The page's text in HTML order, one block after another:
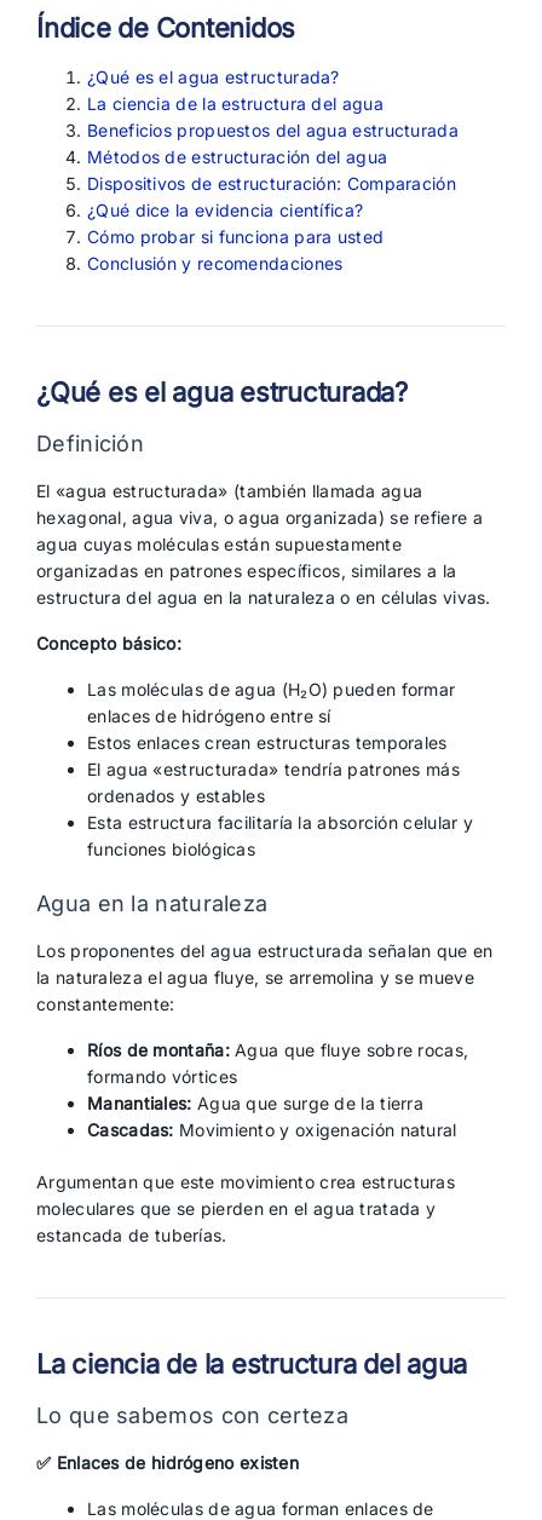
Índice de Contenidos
¿Qué es el agua estructurada?
La ciencia de la estructura del agua
Beneficios propuestos del agua estructurada
Métodos de estructuración del agua
Dispositivos de estructuración: Comparación
¿Qué dice la evidencia científica?
Cómo probar si funciona para usted
Conclusión y recomendaciones
¿Qué es el agua estructurada?
Definición
El «agua estructurada» (también llamada agua
hexagonal, agua viva, o agua organizada) se refiere a
agua cuyas moléculas están supuestamente
organizadas en patrones específicos, similares a la
estructura del agua en la naturaleza o en células vivas.
Concepto básico:
Las moléculas de agua (H₂O) pueden formar
enlaces de hidrógeno entre sí
Estos enlaces crean estructuras temporales
El agua «estructurada» tendría patrones más
ordenados y estables
Esta estructura facilitaría la absorción celular y
funciones biológicas
Agua en la naturaleza
Los proponentes del agua estructurada señalan que en
la naturaleza el agua fluye, se arremolina y se mueve
constantemente:
Ríos de montaña:Agua que fluye sobre rocas,
formando vórtices
Manantiales: Agua que surge de la tierra
Cascadas: Movimiento y oxigenación natural
Argumentan que este movimiento crea estructuras
moleculares que se pierden en el agua tratada y
estancada de tuberías.
La ciencia de la estructura del agua
Lo que sabemos con certeza
✅ Enlaces de hidrógeno existen
Las moléculas de agua forman enlaces de